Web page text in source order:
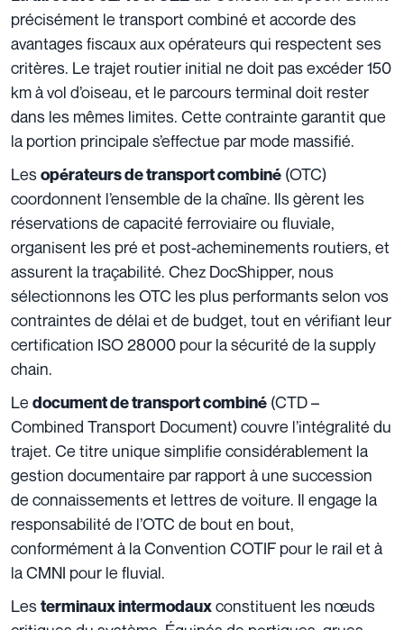
précisément le transport combiné et accorde des
avantages fiscaux aux opérateurs qui respectent ses
critères. Le trajet routier initial ne doit pas excéder 150
km à vol d’oiseau, et le parcours terminal doit rester
dans les mêmes limites. Cette contrainte garantit que
la portion principale s’effectue par mode massifié.
Lesopérateurs de transport combiné (OTC)
coordonnent l’ensemble de la chaîne. Ils gèrent les
réservations de capacité ferroviaire ou fluviale,
organisent les pré et post-acheminements routiers, et
assurent la traçabilité. Chez DocShipper, nous
sélectionnons les OTC les plus performants selon vos
contraintes de délai et de budget, tout en vérifiant leur
certification ISO 28000 pour la sécurité de la supply
chain.
Le document de transport combiné (CTD –
Combined Transport Document) couvre l’intégralité du
trajet. Ce titre unique simplifie considérablement la
gestion documentaire par rapport à une succession
de connaissements et lettres de voiture. Il engage la
responsabilité de l’OTC de bout en bout,
conformément à la Convention COTIF pour le rail et à
la CMNI pour le fluvial.
Lesterminaux intermodauxconstituent les nœuds